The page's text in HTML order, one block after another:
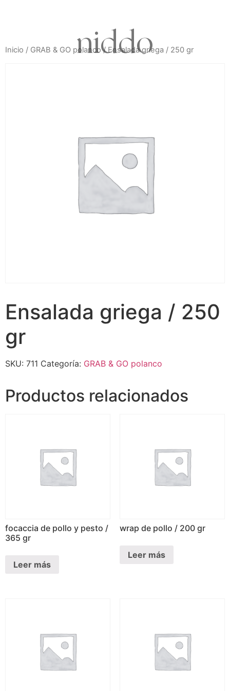
niddo
Inicio / GRAB & GO polanco/ Ensalada griega / 250 gr
Ensalada griega / 250
gr
SKU: 711 Categoría: GRAB & GO polanco
Productos relacionados
focaccia de pollo y pesto /
365 gr
Leer más
wrap de pollo / 200 gr
Leer más